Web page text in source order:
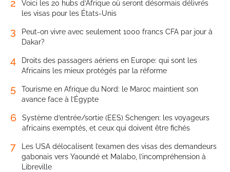
2
Voici les 20 hubs d’Afrique où seront désormais délivrés
les visas pour les États-Unis
3
Peut-on vivre avec seulement 1000 francs CFA par jour à
Dakar?
4
Droits des passagers aériens en Europe: qui sont les
Africains les mieux protégés par la réforme
5
Tourisme en Afrique du Nord: le Maroc maintient son
avance face à l’Égypte
6
Système d’entrée/sortie (EES) Schengen: les voyageurs
africains exemptés, et ceux qui doivent être fichés
7
Les USA délocalisent l’examen des visas des demandeurs
gabonais vers Yaoundé et Malabo, l’incompréhension à
Libreville